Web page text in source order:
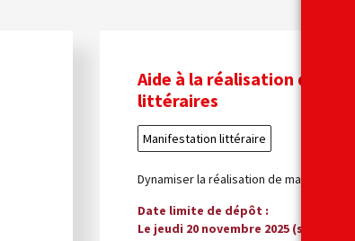
Aide à la réalisation de
littéraires
Manifestation littéraire
Dynamiser la réalisation de
Date limite de dépôt
Le jeudi 20 novembre 2025 (session